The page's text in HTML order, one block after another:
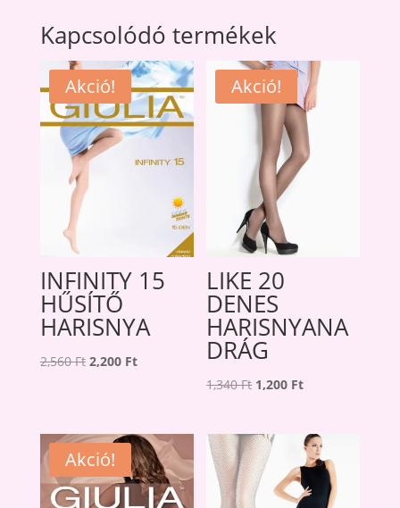
Kapcsolódó termékek
Akció!
INFINITY 15
HŰSÍTŐ
HARISNYA
2,560Ft Original
2,560 Ft.
2,200 FtCurrent
2,200 Ft.
Akció!
LIKE 20
DENES
HARISNYANA
DRÁG
1,340Ft Original
was:
1,340 Ft.
1,200 FtCurrent
is:
1,200 Ft.
Akció!